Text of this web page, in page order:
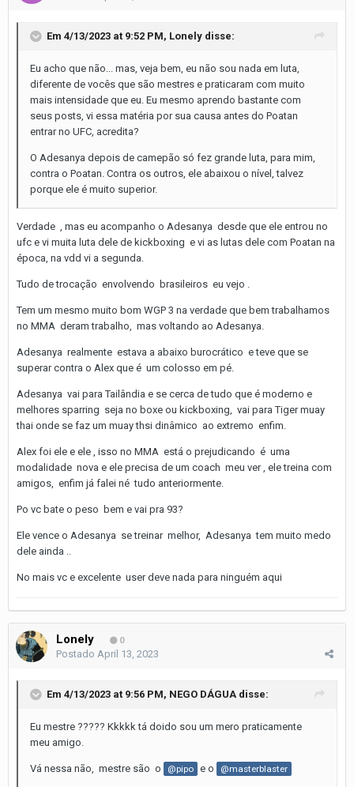
Em 4/13/2023 at 9:52 PM, Lonely disse:
Eu acho que não... mas, veja bem, eu não sou nada em luta,
diferente de vocês que são mestres e praticaram com muito
mais intensidade que eu. Eu mesmo aprendo bastante com
seus posts, vi essa matéria por sua causa antes do Poatan
entrar no UFC, acredita?
O Adesanya depois de camepão só fez grande luta, para mim,
contra o Poatan. Contra os outros, ele abaixou o nível, talvez
porque ele é muito superior.
Verdade , mas eu acompanho o Adesanya desde que ele entrou no
ufc e vi muita luta dele de kickboxing e vi as lutas dele com Poatan na
época, na vdd vi a segunda.
Tudo de trocação envolvendo brasileiros eu vejo .
Tem um mesmo muito bom WGP 3 na verdade que bem trabalhamos
no MMA deram trabalho, mas voltando ao Adesanya.
Adesanya realmente estava a abaixo burocrático e teve que se
superar contra o Alex que é um colosso em pé.
Adesanya vai para Tailândia e se cerca de tudo que é moderno e
melhores sparring seja no boxe ou kickboxing, vai para Tiger muay
thai onde se faz um muay thsi dinâmico ao extremo enfim.
Alex foi ele e ele , isso no MMA está o prejudicando é uma
modalidade nova e ele precisa de um coach meu ver , ele treina com
amigos, enfim já falei né tudo anteriormente.
Po vc bate o peso bem e vai pra 93?
Ele vence o Adesanya se treinar melhor, Adesanya tem muito medo
dele ainda ..
No mais vc e excelente user deve nada para ninguém aqui
Lonely 0
Postado April 13, 2023
Em 4/13/2023 at 9:56 PM, NEGO DÁGUA disse:
Eu mestre ????? Kkkkk tá doido sou um mero praticamente
meu amigo.
Vá nessa não, mestre são o @pipo e o @masterblaster